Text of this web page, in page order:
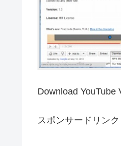
Download YouTube
スポンサードリンク